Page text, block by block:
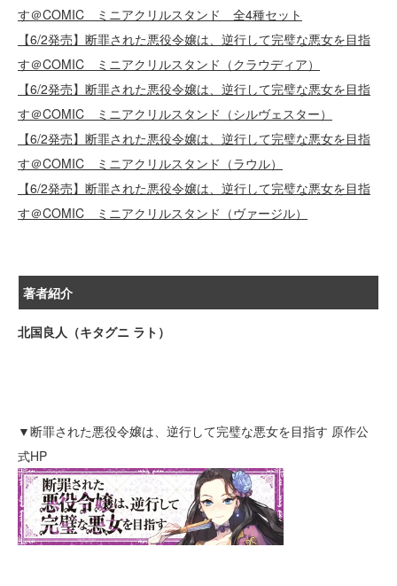
す＠COMIC ミニアクリルスタンド 全4種セット
【6/2発売】断罪された悪役令嬢は、逆行して完璧な悪女を目指
す＠COMIC ミニアクリルスタンド（クラウディア）
【6/2発売】断罪された悪役令嬢は、逆行して完璧な悪女を目指
す＠COMIC ミニアクリルスタンド（シルヴェスター）
【6/2発売】断罪された悪役令嬢は、逆行して完璧な悪女を目指
す＠COMIC ミニアクリルスタンド（ラウル）
【6/2発売】断罪された悪役令嬢は、逆行して完璧な悪女を目指
す＠COMIC ミニアクリルスタンド（ヴァージル）
著者紹介
北国良人（キタグニ ラト）
▼断罪された悪役令嬢は、逆行して完璧な悪女を目指す 原作公
式HP